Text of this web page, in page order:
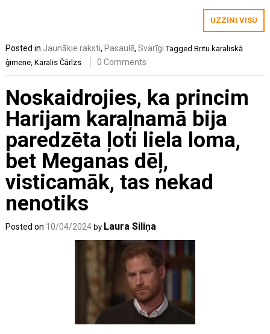
UZZINI VISU
Posted in Jaunākie raksti,Pasaulē,Svarīgi TaggedBritu karaliskā
ģimene ,Karalis Čārlzs 0 Comments
Noskaidrojies, ka princim
Harijam karaļnamā bija
paredzēta ļoti liela loma,
bet Meganas dēļ,
visticamāk, tas nekad
nenotiks
Posted on 10/04/2024 by Laura Siliņa